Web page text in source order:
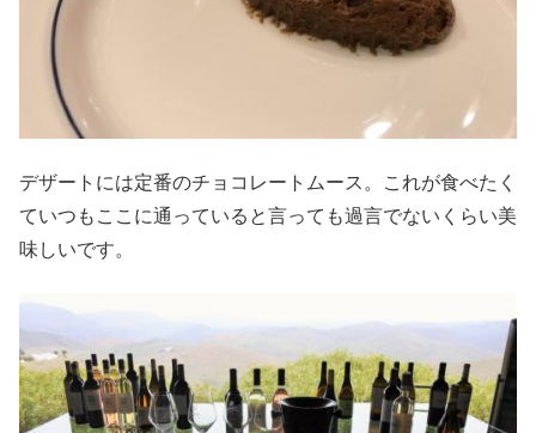
デザートには定番のチョコレートムース。これが食べたく
ていつもここに通っていると言っても過言でないくらい美
味しいです。